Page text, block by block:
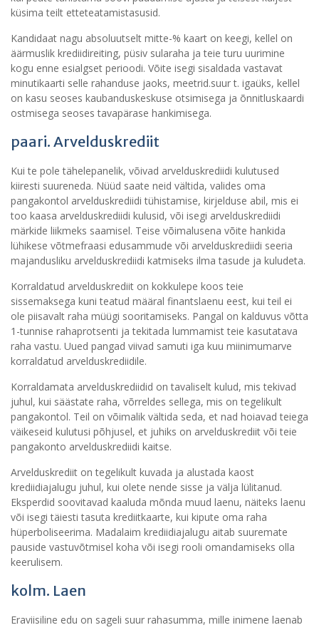
küsima teilt etteteatamistasusid.
Kandidaat nagu absoluutselt mitte-% kaart on keegi, kellel on
äärmuslik krediidireiting, püsiv sularaha ja teie turu uurimine
kogu enne esialgset perioodi. Võite isegi sisaldada vastavat
minutikaarti selle rahanduse jaoks, meetrid.suur t. igaüks, kellel
on kasu seoses kaubanduskeskuse otsimisega ja õnnitluskaardi
ostmisega seoses tavapärase hankimisega.
paari. Arvelduskrediit
Kui te pole tähelepanelik, võivad arvelduskrediidi kulutused
kiiresti suureneda. Nüüd saate neid vältida, valides oma
pangakontol arvelduskrediidi tühistamise, kirjelduse abil, mis ei
too kaasa arvelduskrediidi kulusid, või isegi arvelduskrediidi
märkide liikmeks saamisel. Teise võimalusena võite hankida
lühikese võtmefraasi edusammude või arvelduskrediidi seeria
majandusliku arvelduskrediidi katmiseks ilma tasude ja kuludeta.
Korraldatud arvelduskrediit on kokkulepe koos teie
sissemaksega kuni teatud määral finantslaenu eest, kui teil ei
ole piisavalt raha müügi sooritamiseks. Pangal on kalduvus võtta
1-tunnise rahaprotsenti ja tekitada lummamist teie kasutatava
raha vastu. Uued pangad viivad samuti iga kuu miinimumarve
korraldatud arvelduskrediidile.
Korraldamata arvelduskrediidid on tavaliselt kulud, mis tekivad
juhul, kui säästate raha, võrreldes sellega, mis on tegelikult
pangakontol. Teil on võimalik vältida seda, et nad hoiavad teiega
väikeseid kulutusi põhjusel, et juhiks on arvelduskrediit või teie
pangakonto arvelduskrediidi kaitse.
Arvelduskrediit on tegelikult kuvada ja alustada kaost
krediidiajalugu juhul, kui olete nende sisse ja välja lülitanud.
Eksperdid soovitavad kaaluda mõnda muud laenu, näiteks laenu
või isegi täiesti tasuta krediitkaarte, kui kipute oma raha
hüperboliseerima. Madalaim krediidiajalugu aitab suuremate
pauside vastuvõtmisel koha või isegi rooli omandamiseks olla
keerulisem.
kolm. Laen
Eraviisiline edu on sageli suur rahasumma, mille inimene laenab